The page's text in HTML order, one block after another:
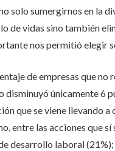
solo sumergirnos en la
de vidas sino también
nos permitió elegir
de empresas que no
disminuyó únicamente 6
que se viene llevando
entre las acciones que
desarrollo laboral